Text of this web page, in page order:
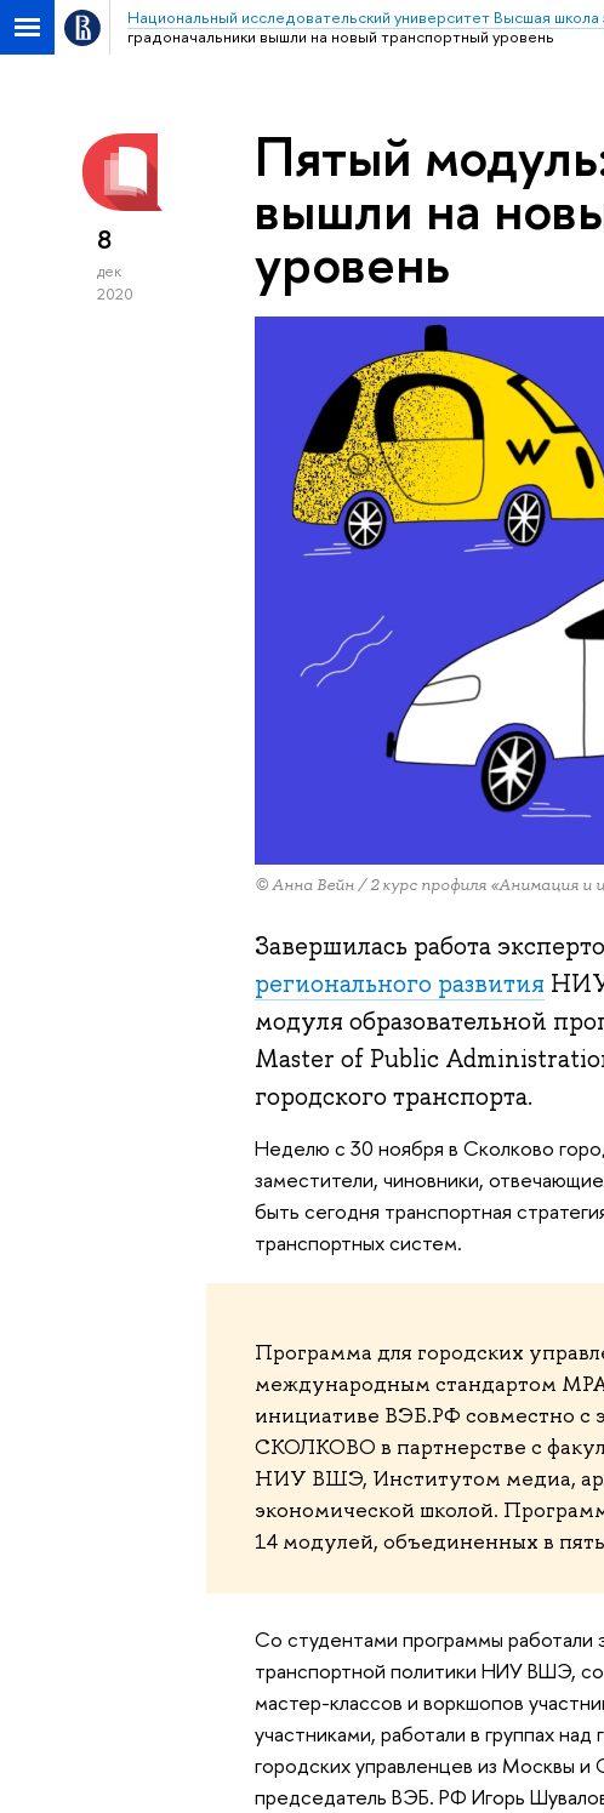
Национальный исследовательский университет Высшая школа
градоначальники вышли на новый транспортный уровень
8
дек
2020
Пятый
вышли на
уровень
© Анна Вейн / 2 курс профиля «Анимация
Завершилась работа
регионального развития НИУ
модуля образовательной
Master of Public
городского транспорта.
Неделю с 30 ноября в Сколково
заместители, чиновники,
быть сегодня транспортная
транспортных систем.
Программа для городских
международным стандартом
инициативе ВЭБ.РФ совместно с
СКОЛКОВО в партнерстве с
НИУ ВШЭ, Институтом медиа,
экономической школой.
14 модулей, объединенных в
Со студентами программы работали
транспортной политики НИУ ВШЭ,
мастер-классов и воркшопов
участниками, работали в группах
городских управленцев из Москвы и
председатель ВЭБ. РФ Игорь